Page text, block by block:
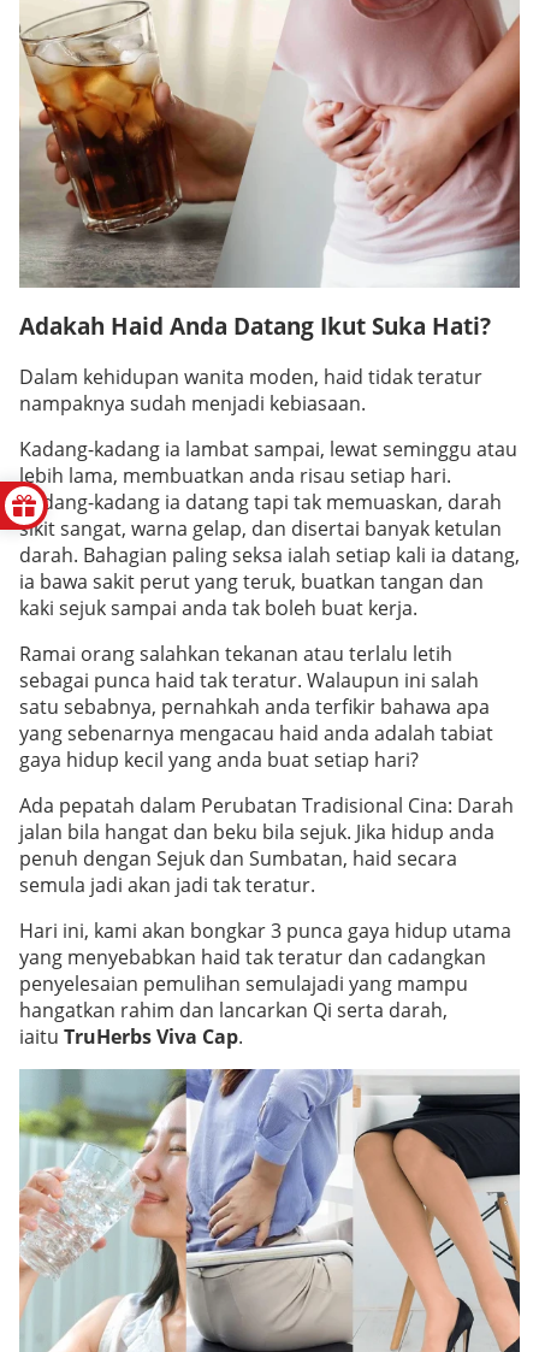
Adakah Haid Anda Datang Ikut Suka Hati?
Dalam kehidupan wanita moden, haid tidak teratur
nampaknya sudah menjadi kebiasaan.
Kadang-kadang ia lambat sampai, lewat seminggu atau
lebih lama, membuatkan anda risau setiap hari.
Kadang-kadang ia datang tapi tak memuaskan, darah
sikit sangat, warna gelap, dan disertai banyak ketulan
darah. Bahagian paling seksa ialah setiap kali ia datang,
ia bawa sakit perut yang teruk, buatkan tangan dan
kaki sejuk sampai anda tak boleh buat kerja.
Ramai orang salahkan tekanan atau terlalu letih
sebagai punca haid tak teratur. Walaupun ini salah
satu sebabnya, pernahkah anda terfikir bahawa apa
yang sebenarnya mengacau haid anda adalah tabiat
gaya hidup kecil yang anda buat setiap hari?
Ada pepatah dalam Perubatan Tradisional Cina: Darah
jalan bila hangat dan beku bila sejuk. Jika hidup anda
penuh dengan Sejuk dan Sumbatan, haid secara
semula jadi akan jadi tak teratur.
Hari ini, kami akan bongkar 3 punca gaya hidup utama
yang menyebabkan haid tak teratur dan cadangkan
penyelesaian pemulihan semulajadi yang mampu
hangatkan rahim dan lancarkan Qi serta darah,
iaitu TruHerbs Viva Cap.